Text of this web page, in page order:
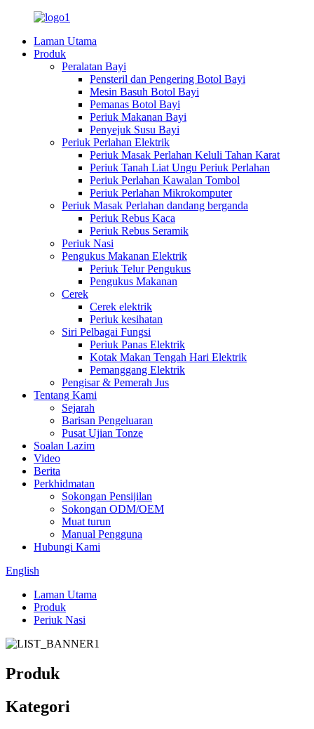
Laman Utama
Produk
Peralatan Bayi
Pensteril dan Pengering Botol Bayi
Mesin Basuh Botol Bayi
Pemanas Botol Bayi
Periuk Makanan Bayi
Penyejuk Susu Bayi
Periuk Perlahan Elektrik
Periuk Masak Perlahan Keluli Tahan Karat
Periuk Tanah Liat Ungu Periuk Perlahan
Periuk Perlahan Kawalan Tombol
Periuk Perlahan Mikrokomputer
Periuk Masak Perlahan dandang berganda
Periuk Rebus Kaca
Periuk Rebus Seramik
Periuk Nasi
Pengukus Makanan Elektrik
Periuk Telur Pengukus
Pengukus Makanan
Cerek
Cerek elektrik
Periuk kesihatan
Siri Pelbagai Fungsi
Periuk Panas Elektrik
Kotak Makan Tengah Hari Elektrik
Pemanggang Elektrik
Pengisar & Pemerah Jus
Tentang Kami
Sejarah
Barisan Pengeluaran
Pusat Ujian Tonze
Soalan Lazim
Video
Berita
Perkhidmatan
Sokongan Pensijilan
Sokongan ODM/OEM
Muat turun
Manual Pengguna
Hubungi Kami
English
Laman Utama
Produk
Periuk Nasi
Produk
Kategori